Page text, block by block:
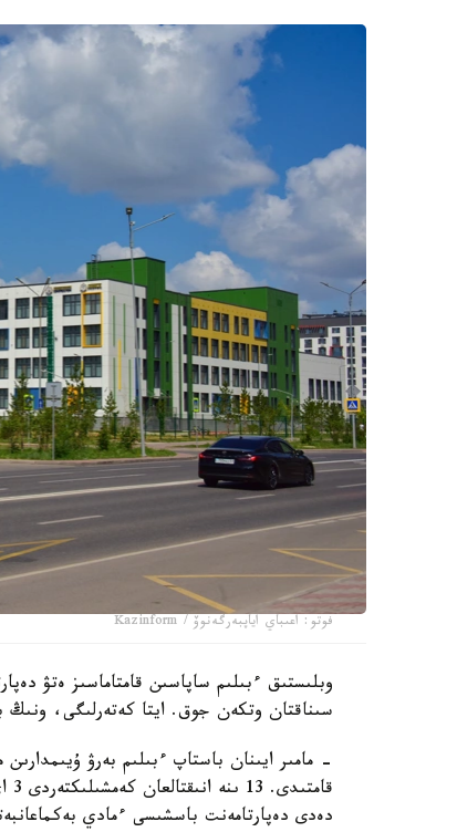
فوتو: اعىباي اياپبەرگەنوۆ / Kazinform
سىناقتان وتكەن جوق. ايتا كەتەرلىگى، ونىڭ
دەدى دەپارتامەنت باسشىسى ءمادي